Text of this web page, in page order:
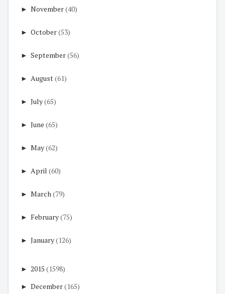
► November(40)
► October(53)
► September(56)
► August(61)
► July(65)
► June (65)
► May(62)
► April (60)
► March(79)
► February(75)
► January(126)
► 2015 (1598)
► December(165)